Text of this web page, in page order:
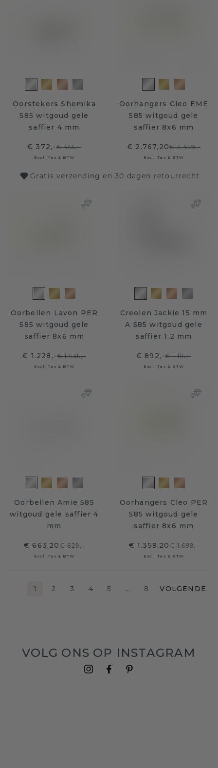
Oorstekers Shemika
585 witgoud gele
saffier 4 mm
€ 372,-€ 465,-
Excl. Tax & BTW
Oorhangers Cleo EME
585 witgoud gele
saffier 8x6 mm
€ 2.767,20€ 3.459,-
Excl. Tax & BTW
Gratis verzending en 30 dagen retourrecht
Oorbellen Lavon PER
585 witgoud gele
saffier 8x6 mm
€ 1.228,-€ 1.535,-
Excl. Tax & BTW
Creolen Jackie 15 mm
A 585 witgoud gele
saffier 1.2 mm
€ 892,-€ 1.115,-
Excl. Tax & BTW
Oorbellen Amie 585
witgoud gele saffier 4
mm
€ 663,20€ 829,-
Excl. Tax & BTW
Oorhangers Cleo PER
585 witgoud gele
saffier 8x6 mm
€ 1.359,20€ 1.699,-
Excl. Tax & BTW
1 2 3 4 5 … 8 VOLGENDE
VOLG ONS OP INSTAGRAM